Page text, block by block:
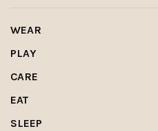
WEAR
PLAY
CARE
EAT
SLEEP